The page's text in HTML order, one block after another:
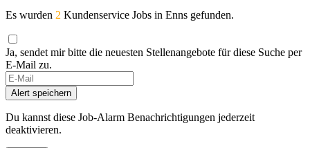
Es wurden 2 Kundenservice Jobs in Enns gefunden.
Ja, sendet mir bitte die neuesten Stellenangebote für diese Suche per
E-Mail zu.
Alert speichern
Du kannst diese Job-Alarm Benachrichtigungen jederzeit
deaktivieren.